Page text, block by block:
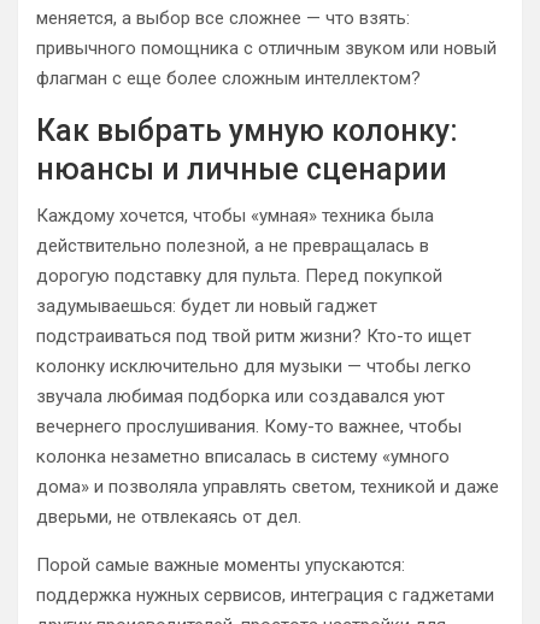
меняется, а выбор все сложнее — что взять:
привычного помощника с отличным звуком или новый
флагман с еще более сложным интеллектом?
Как выбрать умную колонку:
нюансы и личные сценарии
Каждому хочется, чтобы «умная» техника была
действительно полезной, а не превращалась в
дорогую подставку для пульта. Перед покупкой
задумываешься: будет ли новый гаджет
подстраиваться под твой ритм жизни? Кто-то ищет
колонку исключительно для музыки — чтобы легко
звучала любимая подборка или создавался уют
вечернего прослушивания. Кому-то важнее, чтобы
колонка незаметно вписалась в систему «умного
дома» и позволяла управлять светом, техникой и даже
дверьми, не отвлекаясь от дел.
Порой самые важные моменты упускаются:
поддержка нужных сервисов, интеграция с гаджетами